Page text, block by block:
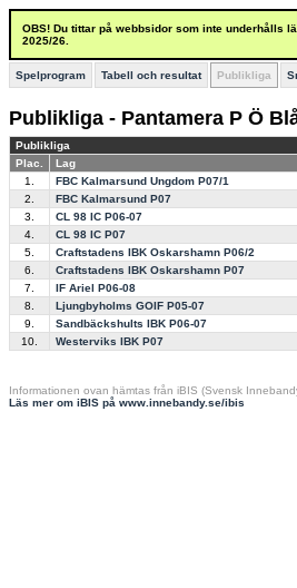
OBS! Du tittar på webbsidor som inte underhålls
2025/26.
Spelprogram Tabell och resultat Publikliga
Publikliga - Pantamera P Ö
Publikliga
Plac.
Lag
1.
FBC Kalmarsund Ungdom P07/1
2.
FBC Kalmarsund P07
3.
CL 98 IC P06-07
4.
CL 98 IC P07
5.
Craftstadens IBK Oskarshamn P06/2
6.
Craftstadens IBK Oskarshamn P07
7.
IF Ariel P06-08
8.
Ljungbyholms GOIF P05-07
9.
Sandbäckshults IBK P06-07
10.
Westerviks IBK P07
Informationen ovan hämtas från iBIS (Svensk
Läs mer om iBIS på www.innebandy.se/ibis